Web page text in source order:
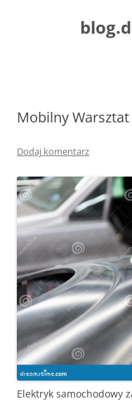
Mobilny
Dodaj komentarz
Elektryk samochodowy